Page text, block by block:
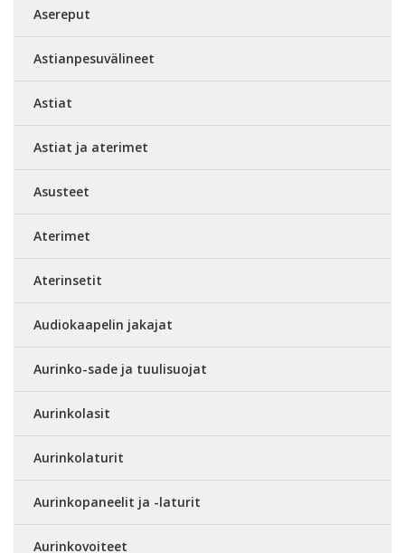
Asereput
Astianpesuvälineet
Astiat
Astiat ja aterimet
Asusteet
Aterimet
Aterinsetit
Audiokaapelin jakajat
Aurinko-sade ja tuulisuojat
Aurinkolasit
Aurinkolaturit
Aurinkopaneelit ja -laturit
Aurinkovoiteet